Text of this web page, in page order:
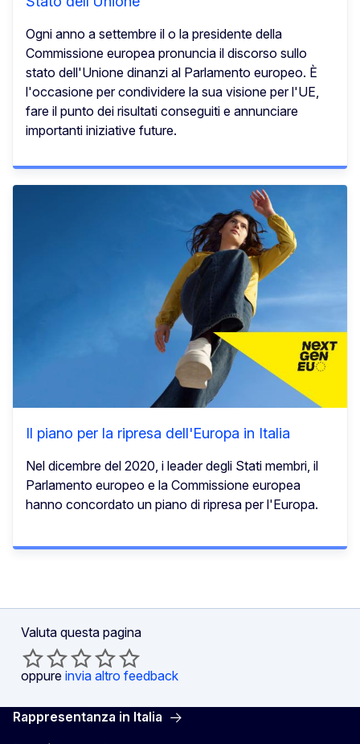
Ogni anno a settembre il o la presidente della
Commissione europea pronuncia il discorso sullo
stato dell'Unione dinanzi al Parlamento europeo. È
l'occasione per condividere la sua visione per l'UE,
fare il punto dei risultati conseguiti e annunciare
importanti iniziative future.
Il piano per la ripresa dell'Europa in Italia
Nel dicembre del 2020, i leader degli Stati membri, il
Parlamento europeo e la Commissione europea
hanno concordato un piano di ripresa per l'Europa.
Valuta questa pagina
oppure invia altro feedback
Rappresentanza in Italia